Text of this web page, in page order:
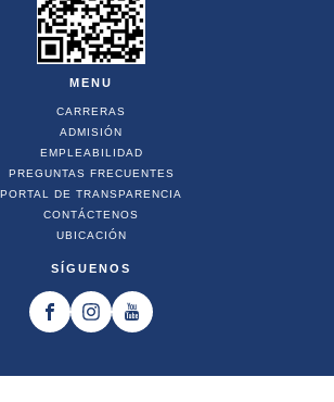
MENU
CARRERAS
ADMISIÓN
EMPLEABILIDAD
PREGUNTAS FRECUENTES
PORTAL DE TRANSPARENCIA
CONTÁCTENOS
UBICACIÓN
SÍGUENOS